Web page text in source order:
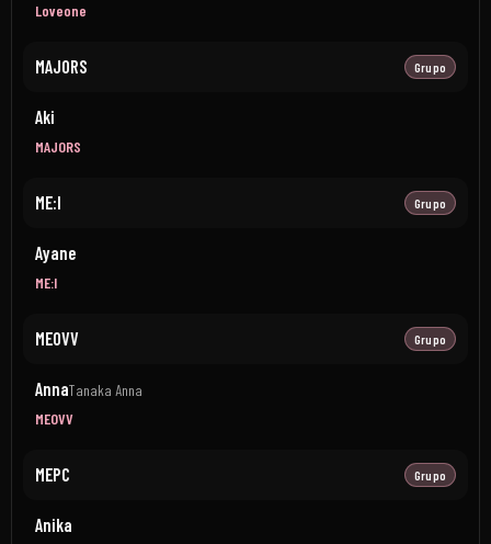
Loveone
MAJORS Grupo
Aki
MAJORS
ME:I Grupo
Ayane
ME:I
MEOVV Grupo
AnnaTanaka Anna
MEOVV
MEPC Grupo
Anika